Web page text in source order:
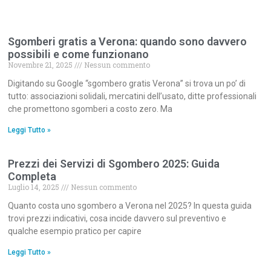
Sgomberi gratis a Verona: quando sono davvero
possibili e come funzionano
Novembre 21, 2025
Nessun commento
Digitando su Google “sgombero gratis Verona” si trova un po’ di
tutto: associazioni solidali, mercatini dell’usato, ditte professionali
che promettono sgomberi a costo zero. Ma
Leggi Tutto »
Prezzi dei Servizi di Sgombero 2025: Guida
Completa
Luglio 14, 2025
Nessun commento
Quanto costa uno sgombero a Verona nel 2025? In questa guida
trovi prezzi indicativi, cosa incide davvero sul preventivo e
qualche esempio pratico per capire
Leggi Tutto »